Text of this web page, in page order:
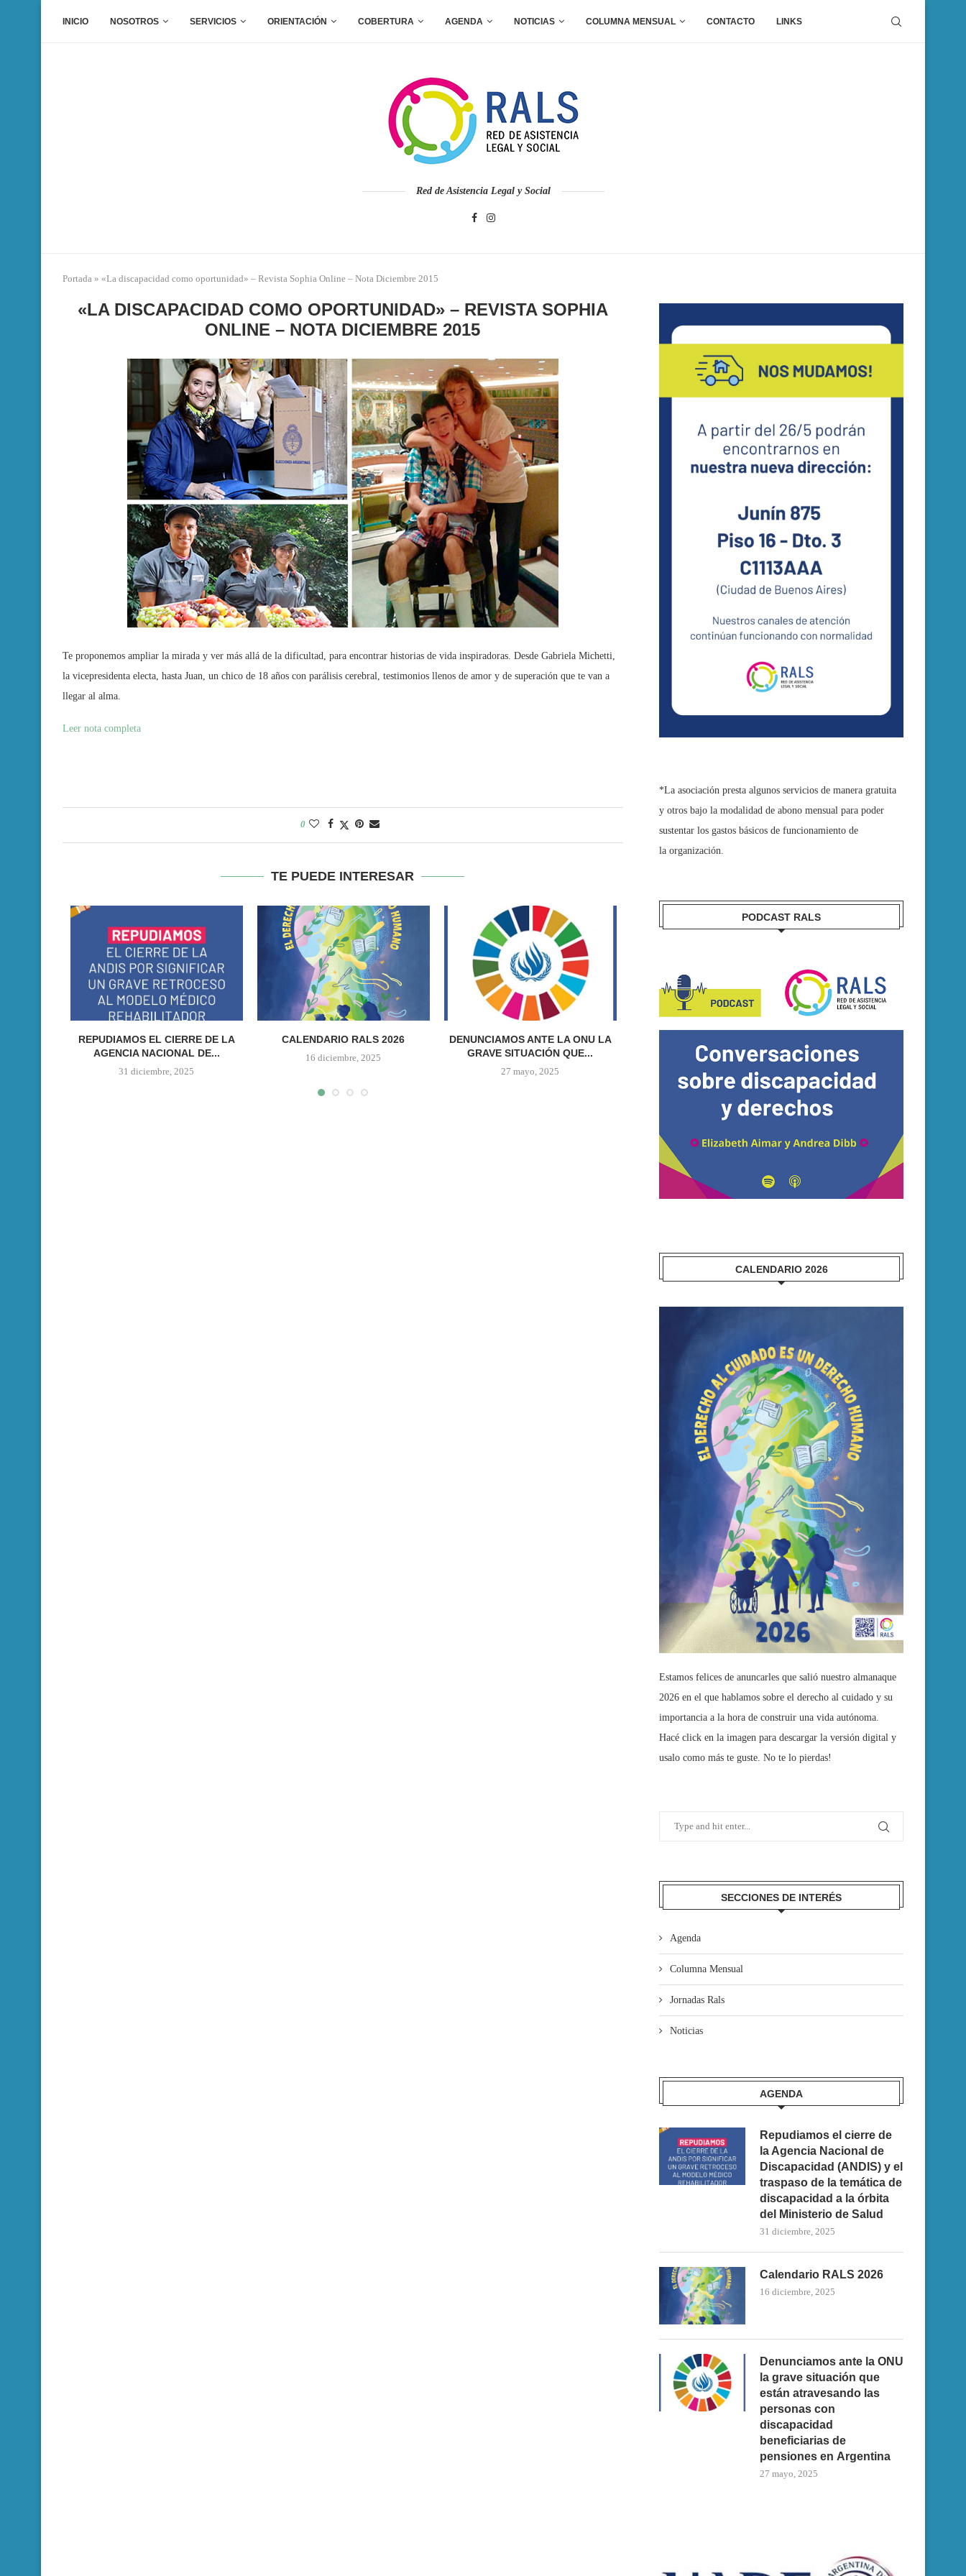
INICIO NOSOTROS SERVICIOS ORIENTACIÓN COBERTURA AGENDA NOTICIAS COLUMNA MENSUAL CONTACTO LINKS
Red de Asistencia Legal y Social
Portada » «La discapacidad como oportunidad» – Revista Sophia Online – Nota Diciembre 2015
«LA DISCAPACIDAD COMO OPORTUNIDAD» – REVISTA SOPHIA
ONLINE – NOTA DICIEMBRE 2015
Te proponemos ampliar la mirada y ver más allá de la dificultad, para encontrar historias de vida inspiradoras. Desde Gabriela Michetti,
la vicepresidenta electa, hasta Juan, un chico de 18 años con parálisis cerebral, testimonios llenos de amor y de superación que te van a
llegar al alma.
Leer nota completa
0
TE PUEDE INTERESAR
REPUDIAMOS EL CIERRE DE LA
AGENCIA NACIONAL DE...
31 diciembre, 2025
CALENDARIO RALS 2026
16 diciembre, 2025
DENUNCIAMOS ANTE LA ONU LA
GRAVE SITUACIÓN QUE...
27 mayo, 2025
DISCAPACIDAD
15 febrero, 2025
PERSONAS CON
*La asociación presta algunos servicios de manera gratuita
y otros bajo la modalidad de abono mensual para poder
sustentar los gastos básicos de funcionamiento de
la organización.
PODCAST RALS
CALENDARIO 2026
Estamos felices de anuncarles que salió nuestro almanaque
2026 en el que hablamos sobre el derecho al cuidado y su
importancia a la hora de construir una vida autónoma.
Hacé click en la imagen para descargar la versión digital y
usalo como más te guste. No te lo pierdas!
SECCIONES DE INTERÉS
Agenda
Columna Mensual
Jornadas Rals
Noticias
AGENDA
Repudiamos el cierre de
la Agencia Nacional de
Discapacidad (ANDIS) y el
traspaso de la temática de
discapacidad a la órbita
del Ministerio de Salud
31 diciembre, 2025
Calendario RALS 2026
16 diciembre, 2025
Denunciamos ante la ONU
la grave situación que
están atravesando las
personas con
discapacidad
beneficiarias de
pensiones en Argentina
27 mayo, 2025